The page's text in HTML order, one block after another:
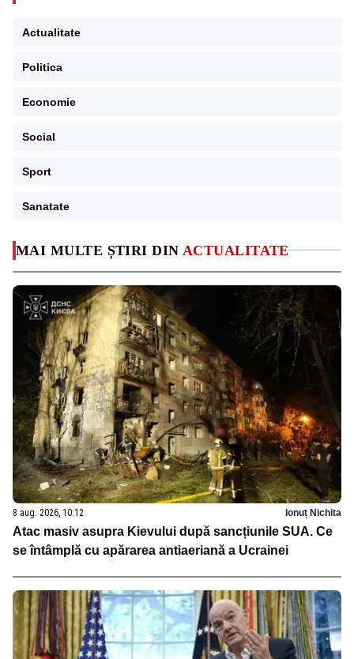
MAI MULTE ȘTIRI DIN ACTUALITATE
8 aug. 2026, 10:12 Ionuț Nichita
Atac masiv asupra Kievului după sancțiunile SUA. Ce
se întâmplă cu apărarea antiaeriană a Ucrainei
Actualitate
Politica
Economie
Social
Sport
Sanatate